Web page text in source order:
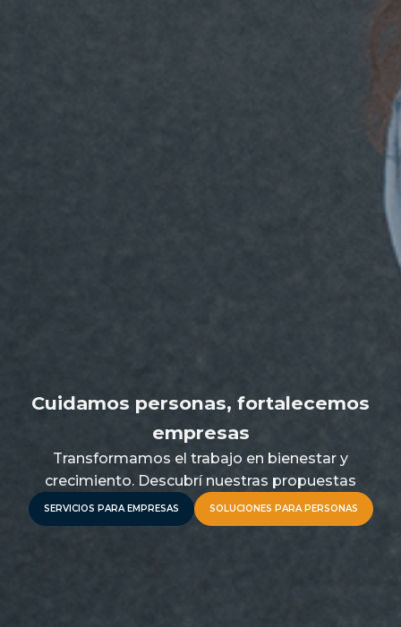
Cuidamos personas, fortalecemos
empresas
Transformamos el trabajo en bienestar y
crecimiento. Descubrí nuestras propuestas
SERVICIOS PARA EMPRESAS SOLUCIONES PARA PERSONAS